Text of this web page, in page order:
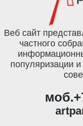
Веб сайт
частного
популяризации и